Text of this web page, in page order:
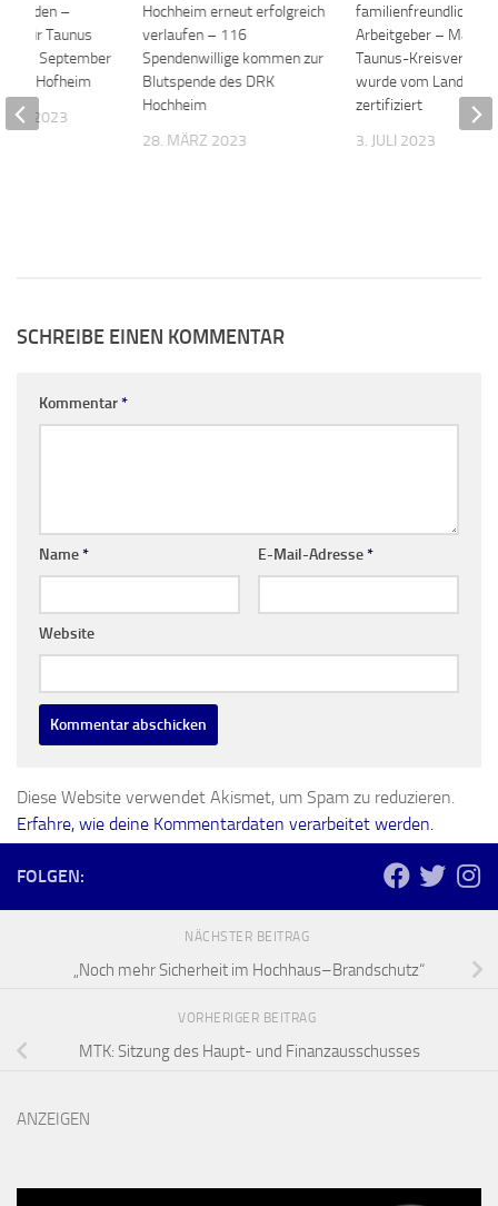
Hochheim erneut erfolgreich
verlaufen – 116
Spendenwillige kommen zur
Blutspende des DRK
Hochheim
28. MÄRZ 2023
familienfreundlicher
Arbeitgeber – Main-
Taunus-
wurde vom Land
zertifiziert
3. JULI 2023
Boden –
für Taunus
16. September
Hofheim
2023
SCHREIBE EINEN KOMMENTAR
Kommentar*
Name* E-Mail-Adresse*
Website
Diese Website verwendet Akismet, um Spam zu reduzieren.
Erfahre, wie deine Kommentardaten verarbeitet werden.
FOLGEN:
NÄCHSTER BEITRAG
„Noch mehr Sicherheit im Hochhaus–Brandschutz“
VORHERIGER BEITRAG
MTK: Sitzung des Haupt- und Finanzausschusses
ANZEIGEN